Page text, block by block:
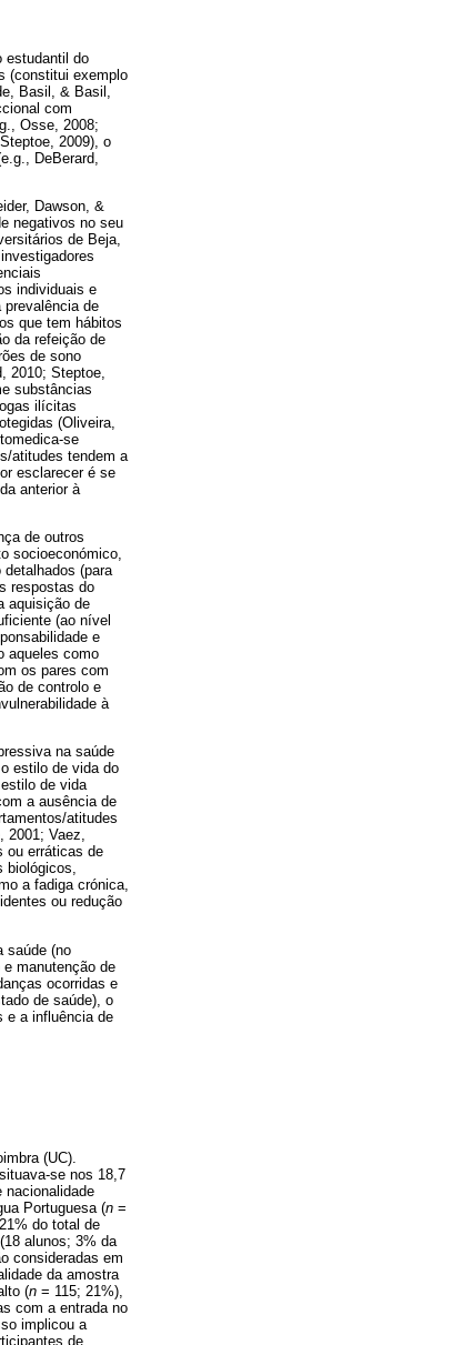
estudantil do
(constitui exemplo
Basil, & Basil,
com
Osse, 2008;
2009), o
DeBerard,
Dawson, &
negativos no seu
de Beja,
individuais e
de
que tem hábitos
da refeição de
de sono
2010; Steptoe,
substâncias
ilícitas
(Oliveira,
se
atitudes tendem a
esclarecer é se
anterior à
de outros
socioeconómico,
(para
respostas do
aquisição de
(ao nível
e
aqueles como
os pares com
de controlo e
à
na saúde
estilo de vida do
de vida
a ausência de
atitudes
2001; Vaez,
ou erráticas de
biológicos,
a fadiga crónica,
ou redução
saúde (no
manutenção de
ocorridas e
de saúde), o
e a influência de
(UC).
se nos 18,7
nacionalidade
Portuguesa (n =
do total de
alunos; 3% da
consideradas em
da amostra
(n = 115; 21%),
com a entrada no
implicou a
de